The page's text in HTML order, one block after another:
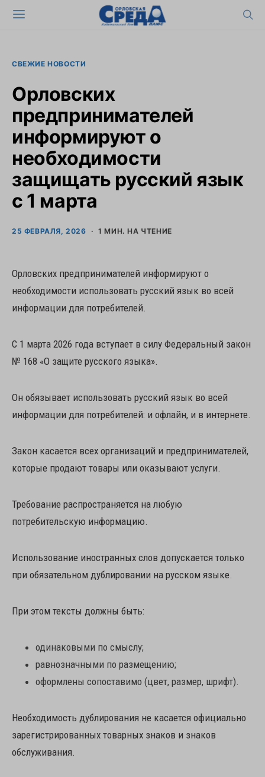
СВЕЖИЕ НОВОСТИ
Орловских
предпринимателей
информируют о
необходимости
защищать русский язык
с 1 марта
25 ФЕВРАЛЯ, 2026 1 МИН. НА ЧТЕНИЕ
Орловских предпринимателей информируют о
необходимости использовать русский язык во всей
информации для потребителей.
С 1 марта 2026 года вступает в силу Федеральный закон
№ 168 «О защите русского языка».
Он обязывает использовать русский язык во всей
информации для потребителей: и офлайн, и в интернете.
Закон касается всех организаций и предпринимателей,
которые продают товары или оказывают услуги.
Требование распространяется на любую
потребительскую информацию.
Использование иностранных слов допускается только
при обязательном дублировании на русском языке.
При этом тексты должны быть:
одинаковыми по смыслу;
равнозначными по размещению;
оформлены сопоставимо (цвет, размер, шрифт).
Необходимость дублирования не касается официально
зарегистрированных товарных знаков и знаков
обслуживания.